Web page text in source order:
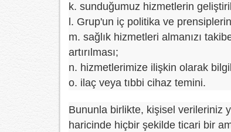
k. sunduğumuz hizmetlerin
l. Grup'un iç politika ve
m. sağlık hizmetleri almanızı
artırılması;
n. hizmetlerimize ilişkin olarak
o. ilaç veya tıbbi cihaz temini.
Bununla birlikte, kişisel verileriniz
haricinde hiçbir şekilde ticari bir